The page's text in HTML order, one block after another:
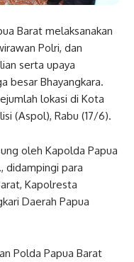
Barat melaksanakan
Polri, dan
serta upaya
besar Bhayangkara.
lokasi di Kota
(Aspol), Rabu (17/6).
oleh Kapolda Papua
didampingi para
Kapolresta
Daerah Papua
Polda Papua Barat